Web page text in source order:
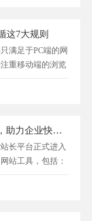
这7大规则
满足于PC端的网
重移动端的浏览
做网站支持头条SEO优化，助力企业快速布局移动端全网搜索
长平台正式进入
站工具，包括：